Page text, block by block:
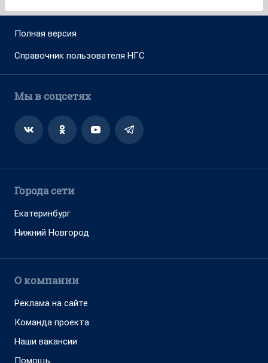
Полная версия
Справочник пользователя НГС
Мы в соцсетях
Города сети
Екатеринбург
Нижний Новгород
О компании
Реклама на сайте
Команда проекта
Наши вакансии
Помощь